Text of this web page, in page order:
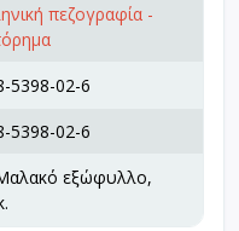
πεζογραφία -
5398-02-6
5398-02-6
εξώφυλλο,